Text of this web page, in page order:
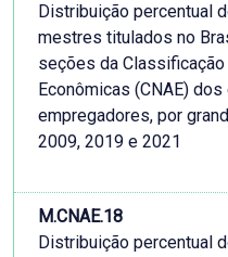
Distribuição percentual
mestres titulados no
seções da
Econômicas (CNAE)
empregadores, por
2009, 2019 e 2021
M.CNAE.18
Distribuição percentual